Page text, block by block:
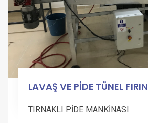
LAVAŞ VE PİDE TÜNEL FIRIN
TIRNAKLI PİDE MANKİNASI